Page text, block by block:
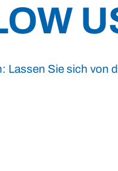
Lassen Sie sich von